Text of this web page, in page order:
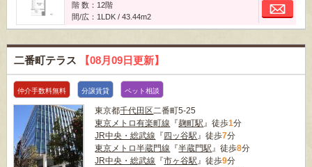
階 数：12階
間/広：1LDK / 43.44m2
二番町テラス 【08月09日更新】
仲介手数料無料 分譲賃貸 ペット相談
東京都千代田区二番町5-25
東京メトロ有楽町線 『麹町駅』徒歩1分
JR中央・総武線 『 四ッ谷駅』徒歩7分
東京メトロ半蔵門線 『半蔵門駅』徒歩8分
JR中央・総武線 『市ヶ谷駅』徒歩9分